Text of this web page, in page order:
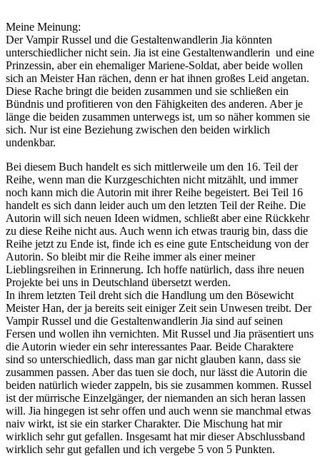
Meine Meinung:
Der Vampir Russel und die Gestaltenwandlerin Jia könnten
unterschiedlicher nicht sein. Jia ist eine Gestaltenwandlerin und eine
Prinzessin, aber ein ehemaliger Mariene-Soldat, aber beide wollen
sich an Meister Han rächen, denn er hat ihnen großes Leid angetan.
Diese Rache bringt die beiden zusammen und sie schließen ein
Bündnis und profitieren von den Fähigkeiten des anderen. Aber je
länge die beiden zusammen unterwegs ist, um so näher kommen sie
sich. Nur ist eine Beziehung zwischen den beiden wirklich
undenkbar.
Bei diesem Buch handelt es sich mittlerweile um den 16. Teil der
Reihe, wenn man die Kurzgeschichten nicht mitzählt, und immer
noch kann mich die Autorin mit ihrer Reihe begeistert. Bei Teil 16
handelt es sich dann leider auch um den letzten Teil der Reihe. Die
Autorin will sich neuen Ideen widmen, schließt aber eine Rückkehr
zu diese Reihe nicht aus. Auch wenn ich etwas traurig bin, dass die
Reihe jetzt zu Ende ist, finde ich es eine gute Entscheidung von der
Autorin. So bleibt mir die Reihe immer als einer meiner
Lieblingsreihen in Erinnerung. Ich hoffe natürlich, dass ihre neuen
Projekte bei uns in Deutschland übersetzt werden.
In ihrem letzten Teil dreht sich die Handlung um den Bösewicht
Meister Han, der ja bereits seit einiger Zeit sein Unwesen treibt. Der
Vampir Russel und die Gestaltenwandlerin Jia sind auf seinen
Fersen und wollen ihn vernichten. Mit Russel und Jia präsentiert uns
die Autorin wieder ein sehr interessantes Paar. Beide Charaktere
sind so unterschiedlich, dass man gar nicht glauben kann, dass sie
zusammen passen. Aber das tuen sie doch, nur lässt die Autorin die
beiden natürlich wieder zappeln, bis sie zusammen kommen. Russel
ist der mürrische Einzelgänger, der niemanden an sich heran lassen
will. Jia hingegen ist sehr offen und auch wenn sie manchmal etwas
naiv wirkt, ist sie ein starker Charakter. Die Mischung hat mir
wirklich sehr gut gefallen. Insgesamt hat mir dieser Abschlussband
wirklich sehr gut gefallen und ich vergebe 5 von 5 Punkten.